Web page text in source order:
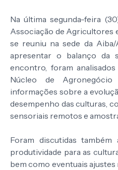
Na última segunda-feira
Associação de Agricultores
se reuniu na sede da Aiba/
apresentar o balanço da
encontro, foram
Núcleo de
informações sobre a
desempenho das culturas,
sensoriais remotos e
Foram discutidas
produtividade para as
bem como eventuais